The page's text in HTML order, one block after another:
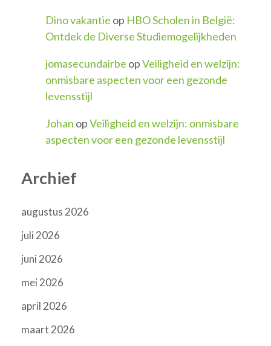
Dino vakantie op HBO Scholen in België:
Ontdek de Diverse Studiemogelijkheden
jomasecundairbe opVeiligheid en welzijn:
onmisbare aspecten voor een gezonde
levensstijl
Johan opVeiligheid en welzijn: onmisbare
aspecten voor een gezonde levensstijl
Archief
augustus 2026
juli 2026
juni 2026
mei 2026
april 2026
maart 2026